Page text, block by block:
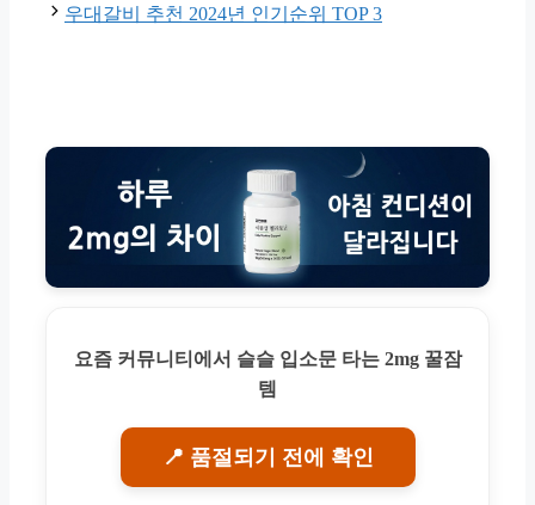
우대갈비 추천 2024년 인기순위 TOP 3
요즘 커뮤니티에서 슬슬 입소문 타는 2mg 꿀잠
템
📍 품절되기 전에 확인